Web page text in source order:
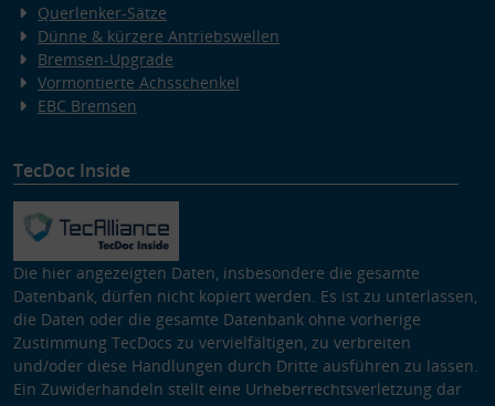
Querlenker-Sätze
Dünne & kürzere Antriebswellen
Bremsen-Upgrade
Vormontierte Achsschenkel
EBC Bremsen
TecDoc Inside
Die hier angezeigten Daten, insbesondere die gesamte
Datenbank, dürfen nicht kopiert werden. Es ist zu unterlassen,
die Daten oder die gesamte Datenbank ohne vorherige
Zustimmung TecDocs zu vervielfältigen, zu verbreiten
und/oder diese Handlungen durch Dritte ausführen zu lassen.
Ein Zuwiderhandeln stellt eine Urheberrechtsverletzung dar